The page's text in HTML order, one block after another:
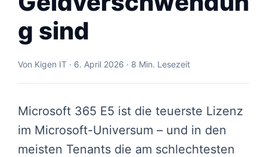
g sind
Von Kigen IT · 6. April 2026 · 8 Min. Lesezeit
Microsoft 365 E5 ist die teuerste Lizenz
im Microsoft-Universum – und in den
meisten Tenants die am schlechtesten